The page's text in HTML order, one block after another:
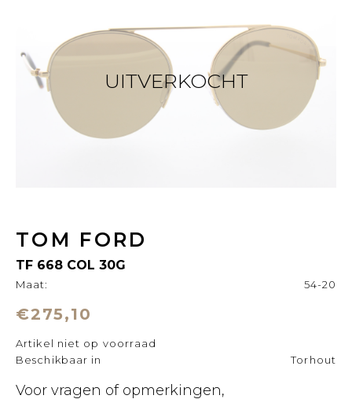
UITVERKOCHT
TOM FORD
TF 668 COL 30G
Maat: 54-20
€275,10
Artikel niet op voorraad
Beschikbaar in
Torhout
Voor vragen of opmerkingen,